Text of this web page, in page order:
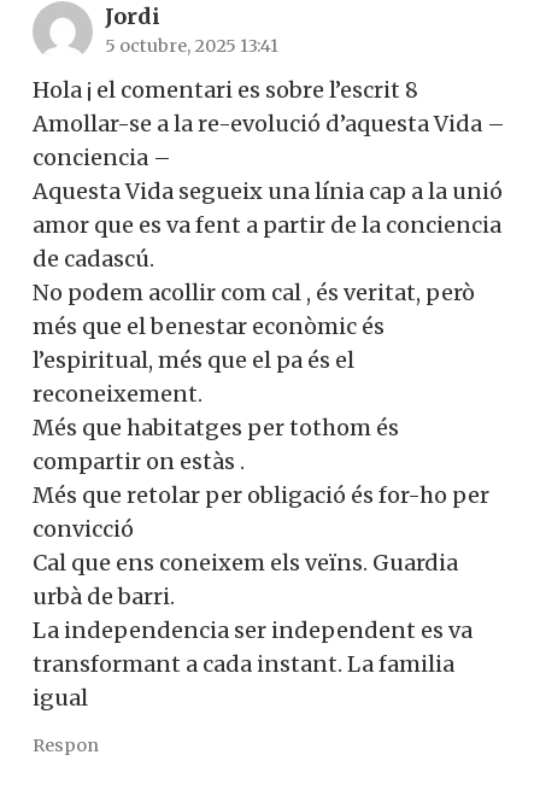
Jordi
5 octubre, 2025 13:41
Hola ¡ el comentari es sobre l’escrit 8
Amollar-se a la re-evolució d’aquesta Vida –
conciencia –
Aquesta Vida segueix una línia cap a la unió
amor que es va fent a partir de la conciencia
de cadascú.
No podem acollir com cal , és veritat, però
més que el benestar econòmic és
l’espiritual, més que el pa és el
reconeixement.
Més que habitatges per tothom és
compartir on estàs .
Més que retolar per obligació és for-ho per
convicció
Cal que ens coneixem els veïns. Guardia
urbà de barri.
La independencia ser independent es va
transformant a cada instant. La familia
igual
Respon